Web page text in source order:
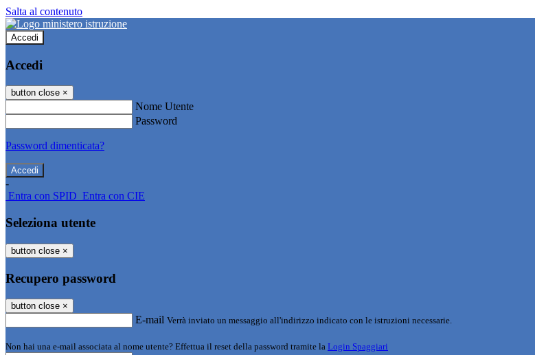
Salta al contenuto
Accedi
Accedi
button close ×
Nome Utente
Password
Password dimenticata?
-
Entra con SPID Entra con CIE
Seleziona utente
button close ×
Recupero password
button close ×
E-mail Verrà inviato un messaggio all'indirizzo indicato con le istruzioni necessarie.
Non hai una e-mail associata al nome utente? Effettua il reset della password tramite la Login Spaggiari